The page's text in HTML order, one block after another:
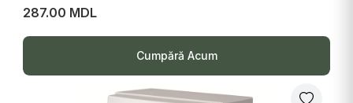
287.00 MDL
Cumpără Acum